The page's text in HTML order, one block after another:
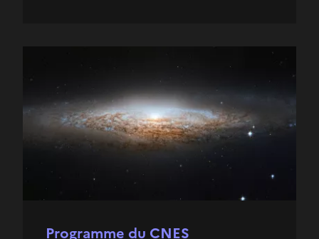
Programme du CNES